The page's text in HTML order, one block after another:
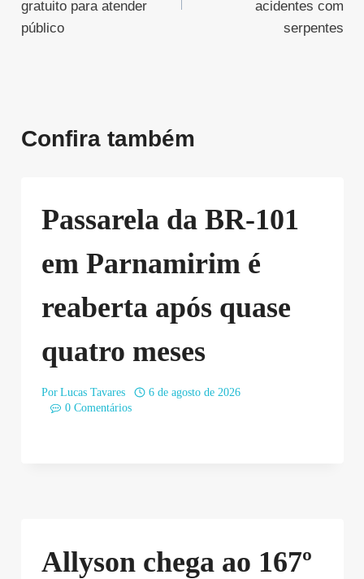
Post
gratuito para atender
público
acidentes com
serpentes
Confira também
Passarela da BR-101
em Parnamirim é
reaberta após quase
quatro meses
Por Lucas Tavares
6 de agosto de 2026
0 Comentários
Allyson chega ao 167º